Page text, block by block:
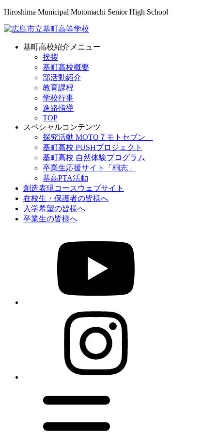
Hiroshima Municipal Motomachi Senior High School
基町高校紹介メニュー
挨拶
基町高校概要
部活動紹介
教育課程
学校行事
進路指導
TOP
スペシャルコンテンツ
探究活動 MOTO７モトセブン
基町高校 PUSHプロジェクト
基町高校 自然体験プログラム
卒業生応援サイト「桐志」
基高PTA活動
創造表現コースウェブサイト
在校生・保護者の皆様へ
入学希望の皆様へ
卒業生の皆様へ